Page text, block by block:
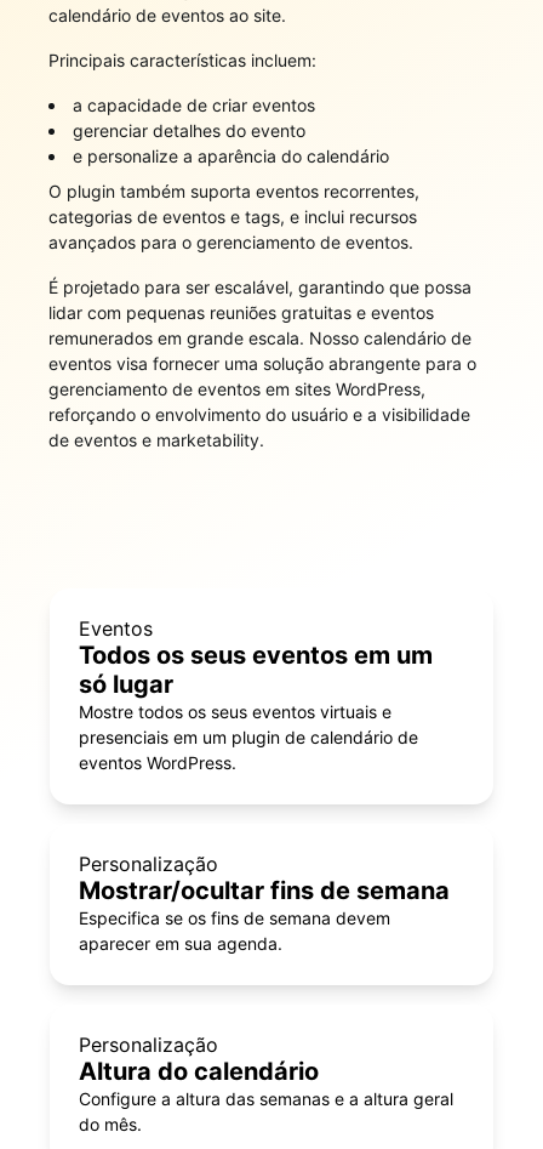
calendário de eventos ao site.
Principais características incluem:
a capacidade de criar eventos
gerenciar detalhes do evento
e personalize a aparência do calendário
O plugin também suporta eventos recorrentes,
categorias de eventos e tags, e inclui recursos
avançados para o gerenciamento de eventos.
É projetado para ser escalável, garantindo que possa
lidar com pequenas reuniões gratuitas e eventos
remunerados em grande escala. Nosso calendário de
eventos visa fornecer uma solução abrangente para o
gerenciamento de eventos em sites WordPress,
reforçando o envolvimento do usuário e a visibilidade
de eventos e marketability.
Eventos
Todos os seus eventos em um
só lugar
Mostre todos os seus eventos virtuais e
presenciais em um plugin de calendário de
eventos WordPress.
Personalização
Mostrar/ocultar fins de semana
Especifica se os fins de semana devem
aparecer em sua agenda.
Personalização
Altura do calendário
Configure a altura das semanas e a altura geral
do mês.